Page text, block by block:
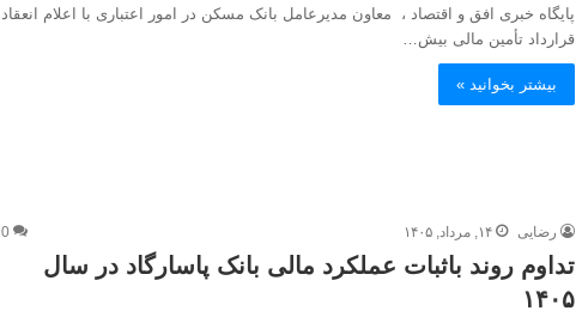
پایگاه خبری افق و اقتصاد ، معاون مدیرعامل بانک مسکن در امور اعتباری با اعلام انعقاد
قرارداد تأمین مالی بیش…
بیشتر بخوانید »
رضایی ۱۴, مرداد, ۱۴۰۵ 0
تداوم روند باثبات عملکرد مالی بانک پاسارگاد در سال
۱۴۰۵